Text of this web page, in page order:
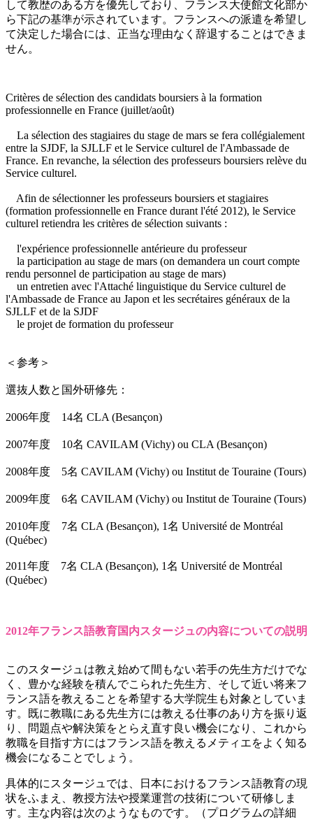
して教歴のある方を優先しており、フランス大使館文化部か
ら下記の基準が示されています。フランスへの派遣を希望し
て決定した場合には、正当な理由なく辞退することはできま
せん。
Critères de sélection des candidats boursiers à la formation
professionnelle en France (juillet/août)
La sélection des stagiaires du stage de mars se fera collégialement
entre la SJDF, la SJLLF et le Service culturel de l'Ambassade de
France. En revanche, la sélection des professeurs boursiers relève du
Service culturel.
Afin de sélectionner les professeurs boursiers et stagiaires
(formation professionnelle en France durant l'été 2012), le Service
culturel retiendra les critères de sélection suivants :
l'expérience professionnelle antérieure du professeur
la participation au stage de mars (on demandera un court compte
rendu personnel de participation au stage de mars)
un entretien avec l'Attaché linguistique du Service culturel de
l'Ambassade de France au Japon et les secrétaires généraux de la
SJLLF et de la SJDF
le projet de formation du professeur
＜参考＞
選抜人数と国外研修先：
2006年度 14名 CLA (Besançon)
2007年度 10名 CAVILAM (Vichy) ou CLA (Besançon)
2008年度 5名 CAVILAM (Vichy) ou Institut de Touraine (Tours)
2009年度 6名 CAVILAM (Vichy) ou Institut de Touraine (Tours)
2010年度 7名 CLA (Besançon), 1名 Université de Montréal
(Québec)
2011年度 7名 CLA (Besançon), 1名 Université de Montréal
(Québec)
2012年フランス語教育国内スタージュの内容についての説明
このスタージュは教え始めて間もない若手の先生方だけでな
く、豊かな経験を積んでこられた先生方、そして近い将来フ
ランス語を教えることを希望する大学院生も対象としていま
す。既に教職にある先生方には教える仕事のあり方を振り返
り、問題点や解決策をとらえ直す良い機会になり、これから
教職を目指す方にはフランス語を教えるメティエをよく知る
機会になることでしょう。
具体的にスタージュでは、日本におけるフランス語教育の現
状をふまえ、教授方法や授業運営の技術について研修しま
す。主な内容は次のようなものです。（プログラムの詳細